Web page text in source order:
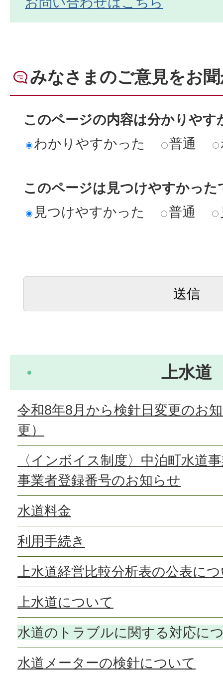
みなさまのご意見をお
このページの内容は分かりやす
わかりやすかった
普通
このページは見つけやすかった
見つけやすかった
普通
上水道
令和8年8月から検針日変更のお
更）
〈インボイス制度〉中泊町水道
事業者登録番号のお知らせ
水道料金
利用手続き
上水道経営比較分析表の公表に
上水道について
水道のトラブルに関する対応に
水道メーターの検針について